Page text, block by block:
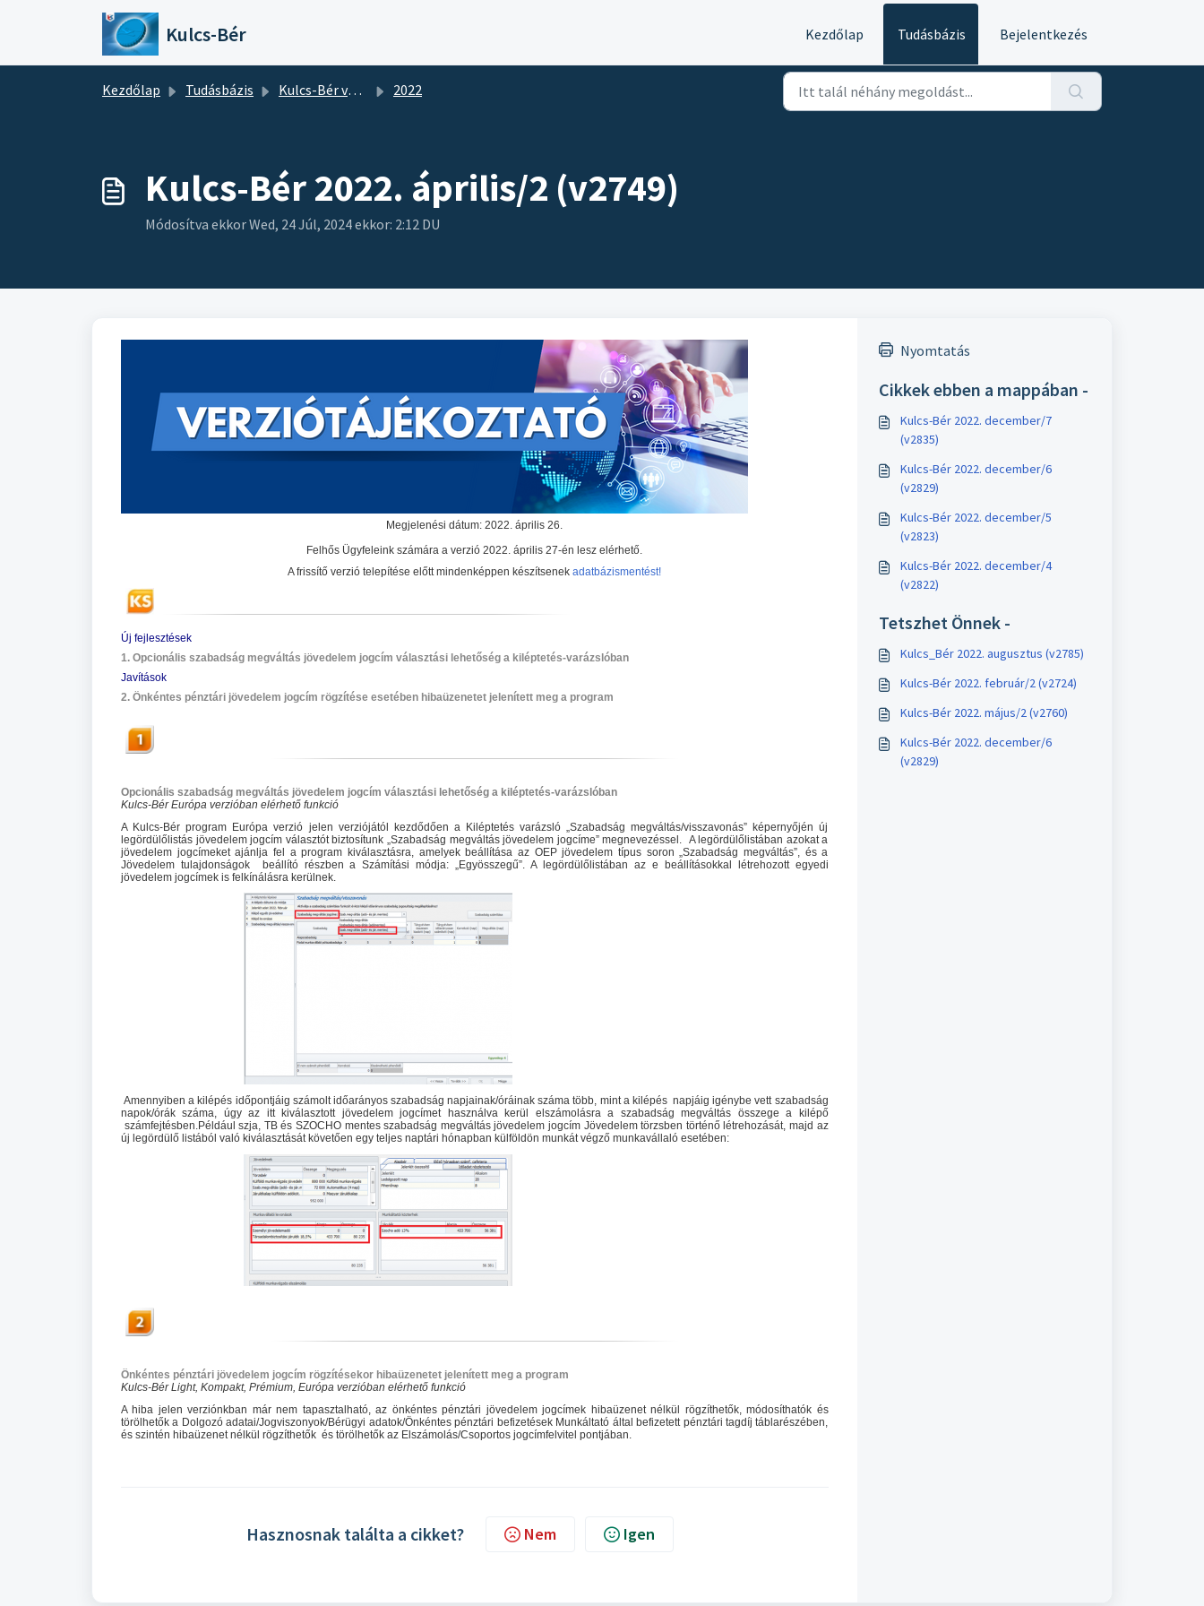
Kihagyás a tartalom megtartásához
Kulcs-Bér Kezdőlap Tudásbázis Bejelentkezés
Kezdőlap Tudásbázis Kulcs-Bér verziótájékoztatók 2022
Kulcs-Bér 2022. április/2 (v2749)
Módosítva ekkor Wed, 24 Júl, 2024 ekkor: 2:12 DU
Megjelenési dátum: 2022. április 26.
Felhős Ügyfeleink számára a verzió 2022. április 27-én lesz elérhető.
A frissítő verzió telepítése előtt mindenképpen készítsenekadatbázismentést!
Új fejlesztések
1. Opcionális szabadság megváltás jövedelem jogcím választási lehetőség a kiléptetés-varázslóban
Javítások
2. Önkéntes pénztári jövedelem jogcím rögzítése esetében hibaüzenetet jelenített meg a program
Opcionális szabadság megváltás jövedelem jogcím választási lehetőség a kiléptetés-varázslóban
Kulcs-Bér Európa verzióban elérhető funkció
A Kulcs-Bér program Európa verzió jelen verziójától kezdődően a Kiléptetés varázsló „Szabadság megváltás/visszavonás” képernyőjén új
legördülőlistás jövedelem jogcím választót biztosítunk „Szabadság megváltás jövedelem jogcíme” megnevezéssel. A legördülőlistában azokat a
jövedelem jogcímeket ajánlja fel a program kiválasztásra, amelyek beállítása az OEP jövedelem típus soron „Szabadság megváltás”, és a
Jövedelem tulajdonságok beállító részben a Számítási módja: „Egyösszegű”. A legördülőlistában az e beállításokkal létrehozott egyedi
jövedelem jogcímek is felkínálásra kerülnek.
Amennyiben a kilépés időpontjáig számolt időarányos szabadság napjainak/óráinak száma több, mint a kilépés napjáig igénybe vett szabadság
napok/órák száma, úgy az itt kiválasztott jövedelem jogcímet használva kerül elszámolásra a szabadság megváltás összege a kilépő
számfejtésben.Például szja, TB és SZOCHO mentes szabadság megváltás jövedelem jogcím Jövedelem törzsben történő létrehozását, majd az
új legördülő listából való kiválasztását követően egy teljes naptári hónapban külföldön munkát végző munkavállaló esetében:
Önkéntes pénztári jövedelem jogcím rögzítésekor hibaüzenetet jelenített meg a program
Kulcs-Bér Light, Kompakt, Prémium, Európa verzióban elérhető funkció
A hiba jelen verziónkban már nem tapasztalható, az önkéntes pénztári jövedelem jogcímek hibaüzenet nélkül rögzíthetők, módosíthatók és
törölhetők a Dolgozó adatai/Jogviszonyok/Bérügyi adatok/Önkéntes pénztári befizetések Munkáltató által befizetett pénztári tagdíj táblarészében,
és szintén hibaüzenet nélkül rögzíthetők és törölhetők az Elszámolás/Csoportos jogcímfelvitel pontjában.
Hasznosnak találta a cikket? Nem Igen
Nyomtatás
Cikkek ebben a mappában -
Kulcs-Bér 2022. december/7
(v2835)
Kulcs-Bér 2022. december/6
(v2829)
Kulcs-Bér 2022. december/5
(v2823)
Kulcs-Bér 2022. december/4
(v2822)
Tetszhet Önnek -
Kulcs_Bér 2022. augusztus (v2785)
Kulcs-Bér 2022. február/2 (v2724)
Kulcs-Bér 2022. május/2 (v2760)
Kulcs-Bér 2022. december/6
(v2829)